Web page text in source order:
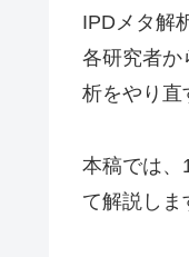
IPDメタ解
各研究者か
析をやり直
本稿では、
て解説しま